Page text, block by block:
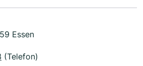
Essen
(Telefon)